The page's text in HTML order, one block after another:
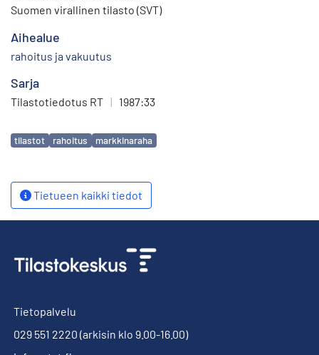
Suomen virallinen tilasto (SVT)
Aihealue
rahoitus ja vakuutus
Sarja
Tilastotiedotus RT | 1987:33
Avainsanat
tilastot rahoitus markkinaraha
Tietueen kaikki tiedot
Tietopalvelu
029 551 2220 (arkisin klo 9.00-16.00)